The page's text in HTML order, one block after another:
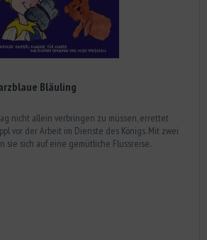
Bläuling
nicht allein verbringen zu müssen, errettet
vor der Arbeit im Dienste des Königs. Mit zwei
sie sich auf eine gemütliche Flussreise.